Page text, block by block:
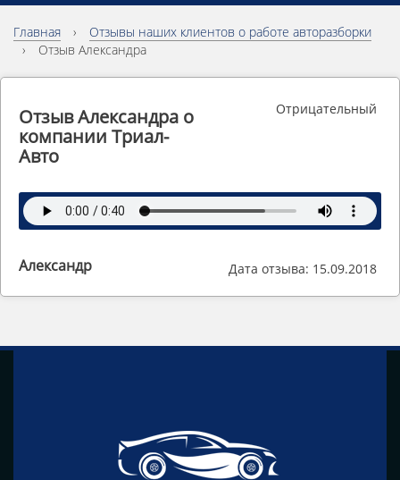
Главная ›
Отзывы наших клиентов о работе авторазборки
›
Отзыв Александра
Отзыв Александра о
компании Триал-
Авто
Отрицательный
Александр Дата отзыва: 15.09.2018